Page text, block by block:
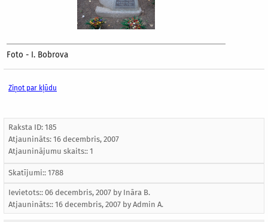
Foto - I. Bobrova
Ziņot par kļūdu
Raksta ID: 185
Atjaunināts: 16 decembris, 2007
Atjauninājumu skaits:: 1
Skatījumi:: 1788
Ievietots:: 06 decembris, 2007 by Ināra B.
Atjaunināts:: 16 decembris, 2007 by Admin A.